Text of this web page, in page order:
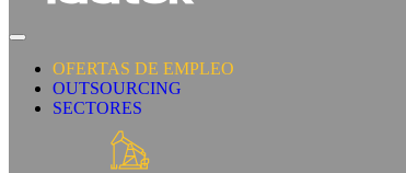
OFERTAS DE EMPLEO
OUTSOURCING
SECTORES